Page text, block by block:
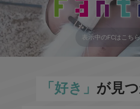
表示中のFCはこちら
「好き」 が見つ